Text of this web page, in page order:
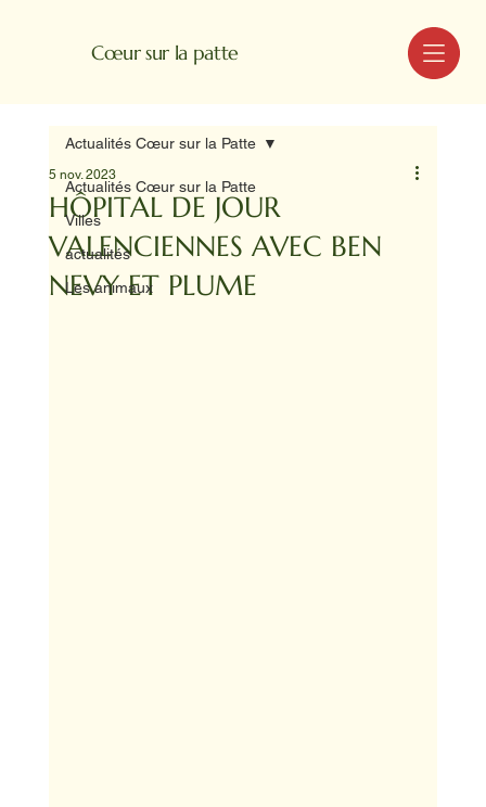
Cœur sur la patte MENU
Actualités Cœur sur la Patte
Villes
actualités
Les animaux
Actualités Cœur sur la Patte
HÔPITAL DE JOUR
VALENCIENNES AVEC BEN
NEVY ET PLUME
5 nov. 2023